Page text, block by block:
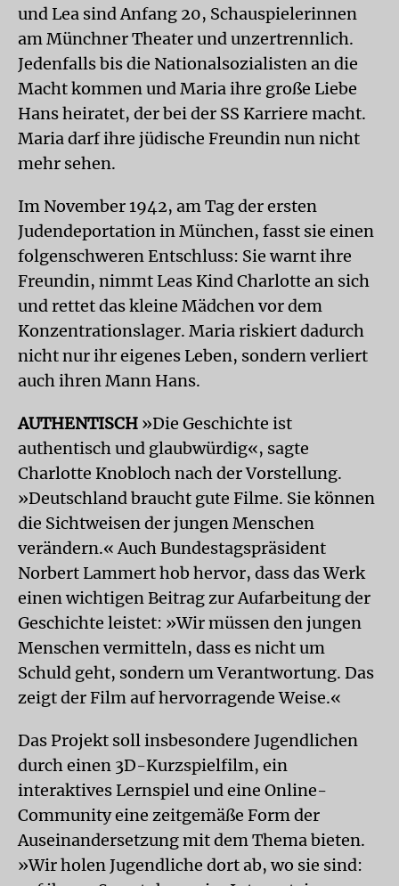
und Lea sind Anfang 20, Schauspielerinnen
am Münchner Theater und unzertrennlich.
Jedenfalls bis die Nationalsozialisten an die
Macht kommen und Maria ihre große Liebe
Hans heiratet, der bei der SS Karriere macht.
Maria darf ihre jüdische Freundin nun nicht
mehr sehen.
Im November 1942, am Tag der ersten
Judendeportation in München, fasst sie einen
folgenschweren Entschluss: Sie warnt ihre
Freundin, nimmt Leas Kind Charlotte an sich
und rettet das kleine Mädchen vor dem
Konzentrationslager. Maria riskiert dadurch
nicht nur ihr eigenes Leben, sondern verliert
auch ihren Mann Hans.
AUTHENTISCH »Die Geschichte ist
authentisch und glaubwürdig«, sagte
Charlotte Knobloch nach der Vorstellung.
»Deutschland braucht gute Filme. Sie können
die Sichtweisen der jungen Menschen
verändern.« Auch Bundestagspräsident
Norbert Lammert hob hervor, dass das Werk
einen wichtigen Beitrag zur Aufarbeitung der
Geschichte leistet: »Wir müssen den jungen
Menschen vermitteln, dass es nicht um
Schuld geht, sondern um Verantwortung. Das
zeigt der Film auf hervorragende Weise.«
Das Projekt soll insbesondere Jugendlichen
durch einen 3D-Kurzspielfilm, ein
interaktives Lernspiel und eine Online-
Community eine zeitgemäße Form der
Auseinandersetzung mit dem Thema bieten.
»Wir holen Jugendliche dort ab, wo sie sind: